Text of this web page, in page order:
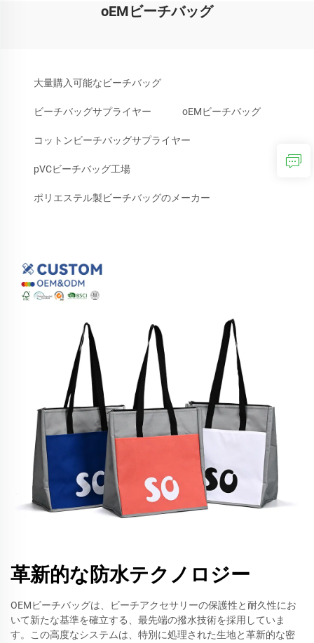
oEMビーチバッグ
大量購入可能なビーチバッグ
ビーチバッグサプライヤー oEMビーチバッグ
コットンビーチバッグサプライヤー
pVCビーチバッグ工場
ポリエステル製ビーチバッグのメーカー
革新的な防水テクノロジー
OEMビーチバッグは、ビーチアクセサリーの保護性と耐久性にお
いて新たな基準を確立する、最先端の撥水技術を採用していま
す。この高度なシステムは、特別に処理された生地と革新的な密